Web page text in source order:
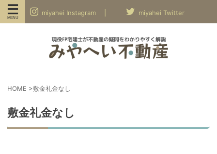
miyahei Instagram | miyahei Twitter
HOME >敷金礼金なし
敷金礼金なし